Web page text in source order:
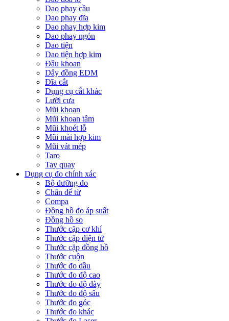
Dao phay cầu
Dao phay đĩa
Dao phay hợp kim
Dao phay ngón
Dao tiện
Dao tiện hợp kim
Đầu khoan
Dây đồng EDM
Đĩa cắt
Dụng cụ cắt khác
Lưỡi cưa
Mũi khoan
Mũi khoan tâm
Mũi khoét lỗ
Mũi mài hợp kim
Mũi vát mép
Taro
Tay quay
Dụng cụ đo chính xác
Bộ dưỡng đo
Chân đế từ
Compa
Đồng hồ đo áp suất
Đồng hồ so
Thước cặp cơ khí
Thước cặp điện tử
Thước cặp đồng hồ
Thước cuộn
Thước đo dầu
Thước đo độ cao
Thước đo độ dày
Thước đo độ sâu
Thước đo góc
Thước đo khác